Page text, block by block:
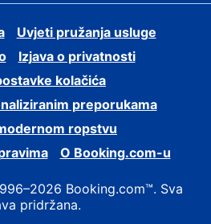
Uvjeti pružanja usluge
Izjava o privatnosti
kolačića
preporukama
ropstvu
O Booking.com-u
Booking.com™. Sva
pridržana.